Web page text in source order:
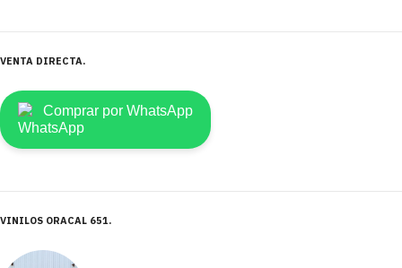
VENTA DIRECTA
Comprar por WhatsApp
VINILOS ORACAL 651